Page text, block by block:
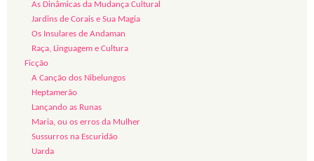
As Dinâmicas da Mudança Cultural
Jardins de Corais e Sua Magia
Os Insulares de Andaman
Raça, Linguagem e Cultura
Ficção
A Canção dos Nibelungos
Heptamerão
Lançando as Runas
Maria, ou os erros da Mulher
Sussurros na Escuridão
Uarda